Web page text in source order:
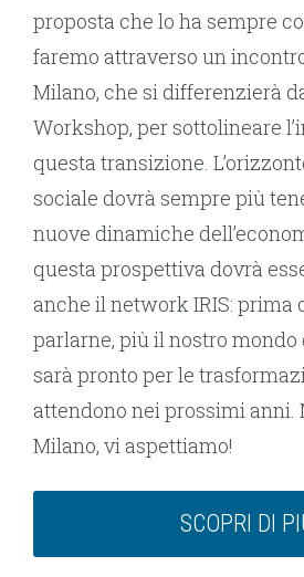
proposta che lo ha sempre
faremo attraverso un
Milano, che si differenzierà
Workshop, per sottolineare
questa transizione.
sociale dovrà sempre più
nuove dinamiche
questa prospettiva dovrà
anche il network IRIS: prima
parlarne, più il nostro
sarà pronto per le
attendono nei prossimi anni.
Milano, vi aspettiamo!
SCOPRI DI